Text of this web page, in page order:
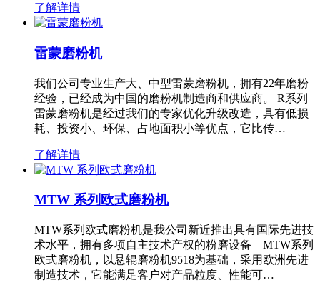
了解详情
雷蒙磨粉机
我们公司专业生产大、中型雷蒙磨粉机，拥有22年磨粉
经验，已经成为中国的磨粉机制造商和供应商。 R系列
雷蒙磨粉机是经过我们的专家优化升级改造，具有低损
耗、投资小、环保、占地面积小等优点，它比传…
了解详情
MTW 系列欧式磨粉机
MTW系列欧式磨粉机是我公司新近推出具有国际先进技
术水平，拥有多项自主技术产权的粉磨设备—MTW系列
欧式磨粉机，以悬辊磨粉机9518为基础，采用欧洲先进
制造技术，它能满足客户对产品粒度、性能可…